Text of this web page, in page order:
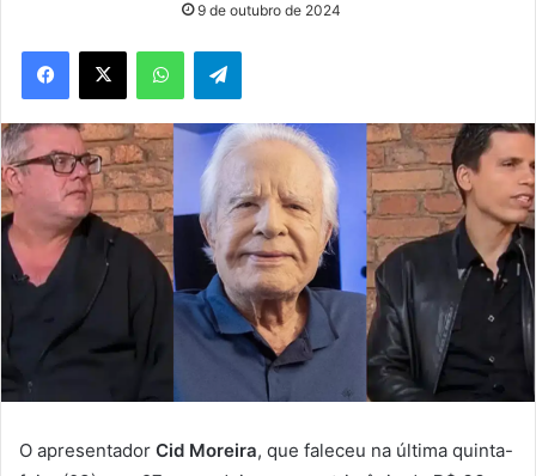
9 de outubro de 2024
WhatsAppTelegram
O apresentador Cid Moreira, que faleceu na última quinta-